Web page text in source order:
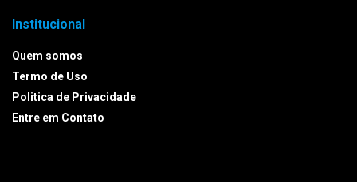
Institucional
Quem somos
Termo de Uso
Politica de Privacidade
Entre em Contato